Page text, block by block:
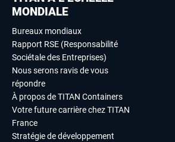
MONDIALE
Bureaux mondiaux
Rapport RSE (Responsabilité
Sociétale des Entreprises)
Nous serons ravis de vous
répondre
À propos de TITAN Containers
Votre future carrière chez TITAN
France
Stratégie de développement